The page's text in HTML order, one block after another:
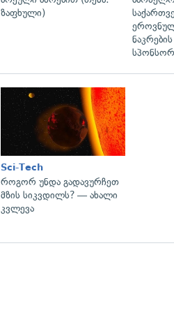
ზაფხული)
Sci-Tech
როგორ უნდა გადავურჩეთ
მზის სიკვდილს? — ახალი
კვლევა